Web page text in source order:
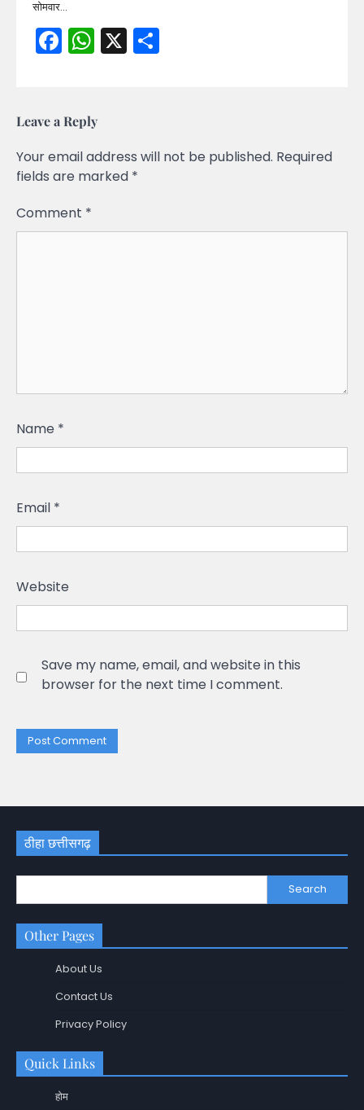
सोमवार…
Facebook
WhatsApp
X
Leave a Reply
Your email address will not be published. Required
fields are marked *
Comment *
Name *
Email *
Website
Save my name, email, and website in this
browser for the next time I comment.
ठीहा छत्तीसगढ़
Search
Other Pages
About Us
Contact Us
Privacy Policy
Quick Links
होम